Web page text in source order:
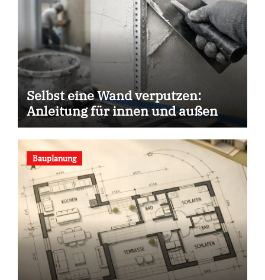
Selbst eine Wand verputzen:
Anleitung für innen und außen
Bauplanung